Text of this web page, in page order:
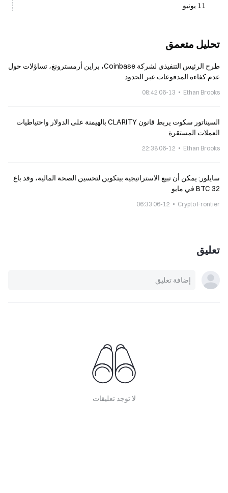
11 يونيو
تحليل متعمق
طرح الرئيس التنفيذي لشركة Coinbase، براين أرمسترونغ، تساؤلات حول
عدم كفاءة المدفوعات عبر الحدود
Ethan Brooks
06-13 08:42
السيناتور سكوت يربط قانون CLARITY بالهيمنة على الدولار واحتياطيات
العملات المستقرة
Ethan Brooks
06-12 22:38
سايلور: يمكن أن تبيع الاستراتيجية بيتكوين لتحسين الصحة المالية، وقد باع
32 BTC في مايو
Crypto Frontier
06-12 06:33
تعليق
لا توجد تعليقات